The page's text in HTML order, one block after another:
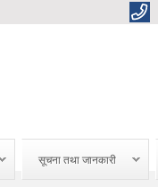
सूचना तथा जानकारी